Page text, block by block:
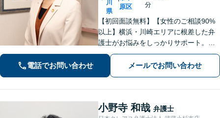
川
県
原区
分
【初回面談無料】【女性のご相談90%
以上】横浜・川崎エリアに根差した弁
護士がお悩みをしっかりサポート。明
るい将来を切り拓く「あなたのパート
ナー」として、困難な時期を乗り越え
ませんか？
電話でお問い合わせ メールでお問い合わせ
小野寺 和哉 弁護士